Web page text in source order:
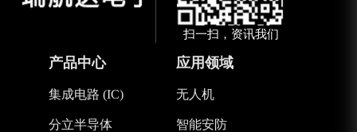
扫一扫，资讯我们
产品中心
集成电路 (IC)
分立半导体
应用领域
无人机
智能安防